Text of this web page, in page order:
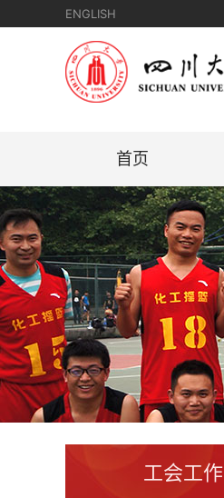
ENGLISH
首页
工会工作